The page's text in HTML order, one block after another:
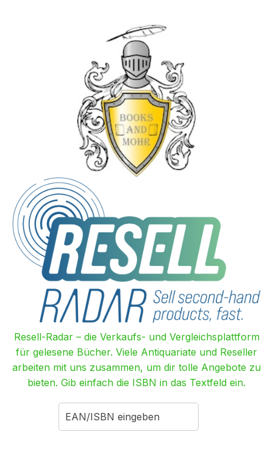
Resell-Radar – die Verkaufs- und Vergleichsplattform
für gelesene Bücher. Viele Antiquariate und Reseller
arbeiten mit uns zusammen, um dir tolle Angebote zu
bieten. Gib einfach die ISBN in das Textfeld ein.